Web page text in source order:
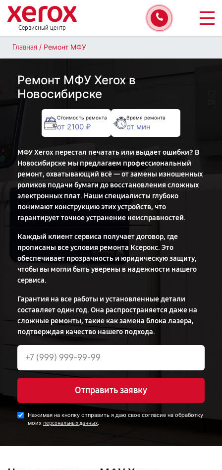
Сервисный центр
Главная / Ремонт МФУ
Ремонт МФУ Xerox в
Новосибирске
Стоимость ремонта
от 2100 ₽
Время ремонта
от мин
МФУ Xerox перестал печатать или выдает ошибки? В
Новосибирске мы предлагаем профессиональный
ремонт, охватывающий всё — от замены изношенных
роликов подачи бумаги до восстановления сложных
электронных плат. Наши специалисты глубоко
понимают конструкцию этих устройств, что
гарантирует точное устранение неисправностей.
Каждый клиент сервиса получает договор, где
прописаны все условия ремонта Ксерокс. Это
обеспечивает прозрачность и юридическую защиту,
чтобы вы могли быть уверены в надежности нашего
сервиса.
Гарантия на все работы и установленные детали
составляет один год. Она распространяется даже на
сложные ремонты, такие как замена блока лазера,
подтверждая качество нашего подхода.
Отправить заявку
Нажимая на кнопку отправить я даю свое согласие на обработку
моих персональных данных.